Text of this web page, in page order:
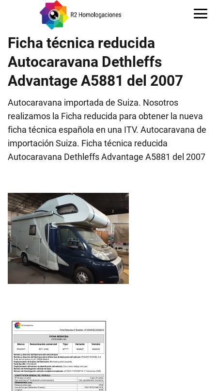
Ficha técnica reducida
Autocaravana Dethleffs
Advantage A5881 del 2007
Autocaravana importada de Suiza. Nosotros
realizamos la Ficha reducida para obtener la nueva
ficha técnica española en una ITV. Autocaravana de
importación Suiza. Ficha técnica reducida
Autocaravana Dethleffs Advantage A5881 del 2007